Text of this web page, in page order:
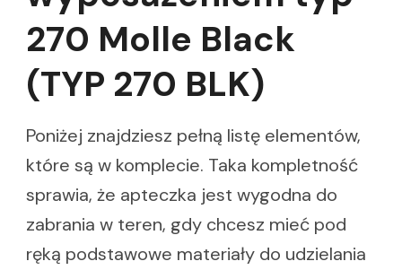
270 Molle Black
(TYP 270 BLK)
Poniżej znajdziesz pełną listę elementów,
które są w komplecie. Taka kompletność
sprawia, że apteczka jest wygodna do
zabrania w teren, gdy chcesz mieć pod
ręką podstawowe materiały do udzielania